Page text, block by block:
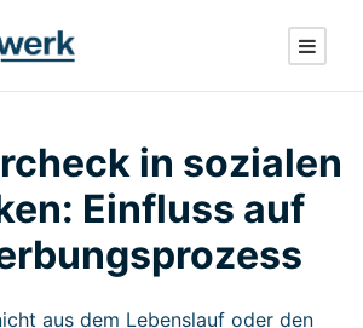
in sozialen
Einfluss auf
aus dem Lebenslauf oder den